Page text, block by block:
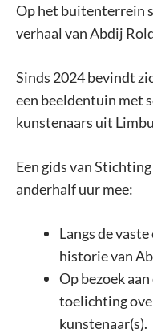
Op het buitenterrein
verhaal van Abdij
Sinds 2024 bevindt
een beeldentuin met
kunstenaars uit
Een gids van
anderhalf uur mee:
Langs de
historie van
Op bezoek
toelichting
kunstenaar(s).